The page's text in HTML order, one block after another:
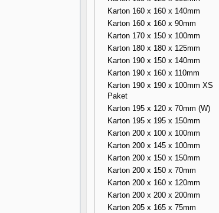
Karton 160 x 160 x 140mm
Karton 160 x 160 x 90mm
Karton 170 x 150 x 100mm
Karton 180 x 180 x 125mm
Karton 190 x 150 x 140mm
Karton 190 x 160 x 110mm
Karton 190 x 190 x 100mm XS
Paket
Karton 195 x 120 x 70mm (W)
Karton 195 x 195 x 150mm
Karton 200 x 100 x 100mm
Karton 200 x 145 x 100mm
Karton 200 x 150 x 150mm
Karton 200 x 150 x 70mm
Karton 200 x 160 x 120mm
Karton 200 x 200 x 200mm
Karton 205 x 165 x 75mm